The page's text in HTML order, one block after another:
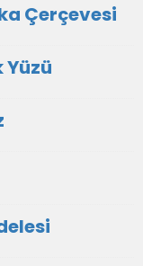
Çerçevesi